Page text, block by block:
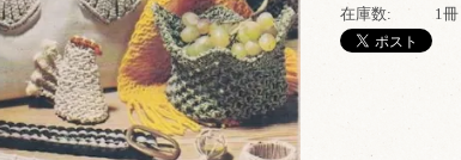
在庫数:
1冊